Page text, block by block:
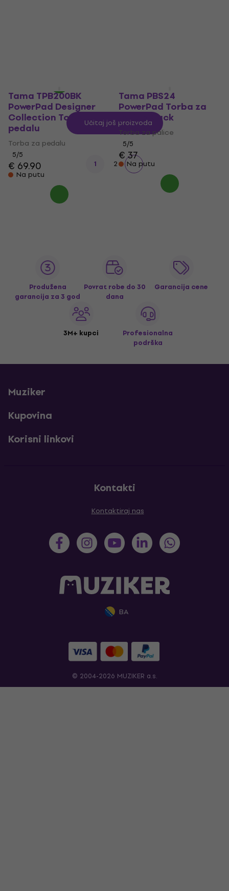
Tama TPB200BK
PowerPad Designer
Collection Torba za
pedalu
Torba za pedalu
5/5
€ 69.90
Na putu
Tama PBS24
PowerPad Torba za
palice Black
Torba za palice
5/5
€ 37
Na putu
Učitaj još proizvoda
1 2
Produžena
garancija za 3 god
Povrat robe do 30
dana
Garancija cene
3M+ kupci
Profesionalna
podrška
Muziker
Kupovina
Korisni linkovi
Kontakti
Kontaktiraj nas
BA
© 2004-2026 MUZIKER a.s.